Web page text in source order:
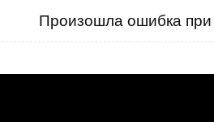
Произошла ошибка при